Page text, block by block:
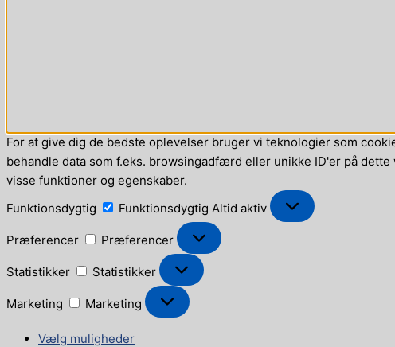
For at give dig de bedste oplevelser bruger vi teknologier som
behandle data som f.eks. browsingadfærd eller unikke ID'er på
visse funktioner og egenskaber.
Funktionsdygtig
Funktionsdygtig Altid aktiv
Præferencer Præferencer
Statistikker Statistikker
Marketing Marketing
Vælg muligheder